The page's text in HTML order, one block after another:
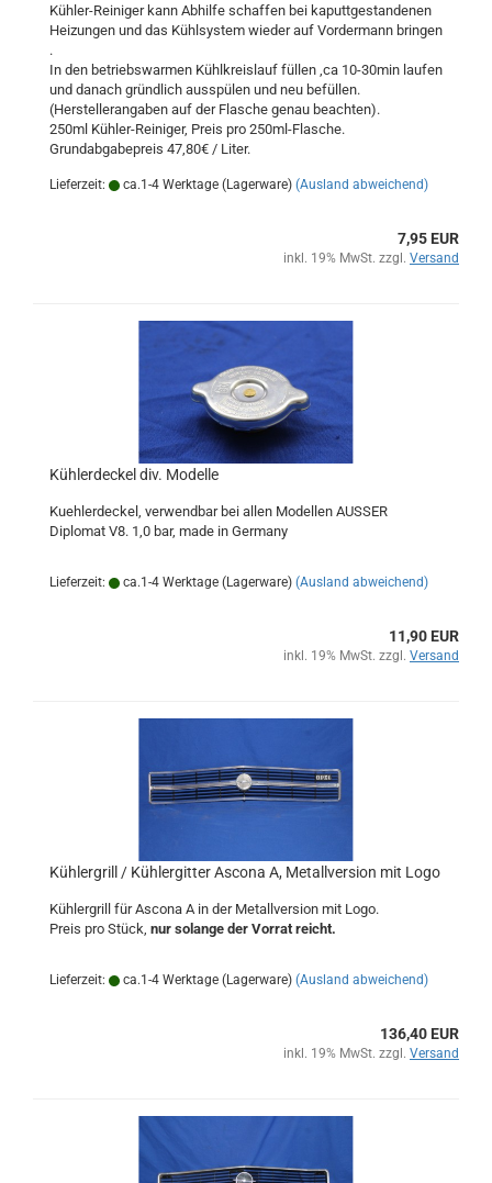
Kühler-Reiniger kann Abhilfe schaffen bei kaputtgestandenen
Heizungen und das Kühlsystem wieder auf Vordermann bringen
.
In den betriebswarmen Kühlkreislauf füllen ,ca 10-30min laufen
und danach gründlich ausspülen und neu befüllen.
(Herstellerangaben auf der Flasche genau beachten).
250ml Kühler-Reiniger, Preis pro 250ml-Flasche.
Grundabgabepreis 47,80€ / Liter.
Lieferzeit: ca.1-4 Werktage (Lagerware) (Ausland abweichend)
7,95 EUR
inkl. 19% MwSt. zzgl. Versand
Kühlerdeckel div. Modelle
Kuehlerdeckel, verwendbar bei allen Modellen AUSSER
Diplomat V8. 1,0 bar, made in Germany
Lieferzeit: ca.1-4 Werktage (Lagerware) (Ausland abweichend)
11,90 EUR
inkl. 19% MwSt. zzgl. Versand
Kühlergrill / Kühlergitter Ascona A, Metallversion mit Logo
Kühlergrill für Ascona A in der Metallversion mit Logo.
Preis pro Stück, nur solange der Vorrat reicht.
Lieferzeit: ca.1-4 Werktage (Lagerware) (Ausland abweichend)
136,40 EUR
inkl. 19% MwSt. zzgl. Versand